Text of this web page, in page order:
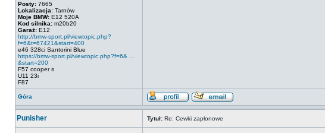
Posty: 7665
Lokalizacja: Tarnów
Moje BMW: E12 520A
Kod silnika: m20b20
Garaż: E12
http://bmw-sport.pl/viewtopic.php?
f=6&t=67421&start=400
e46 328ci Santorini Blue
https://bmw-sport.pl/viewtopic.php?f=6& ...
&start=200
F57 cooper s
U11 23i
F87
Góra
Punisher Tytuł: Re: Cewki zapłonowe